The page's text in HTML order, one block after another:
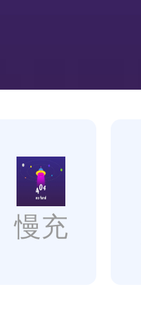
慢充